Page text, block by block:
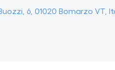
6, 01020 Bomarzo VT,